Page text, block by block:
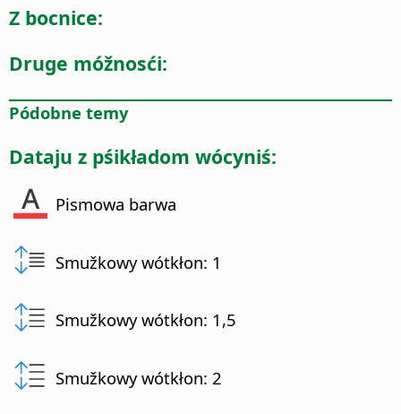
Z bocnice:
Druge móžnosći:
Pódobne temy
Dataju z pśikładom wócyniś:
Pismowa barwa
Smužkowy wótkłon: 1
Smužkowy wótkłon: 1,5
Smužkowy wótkłon: 2